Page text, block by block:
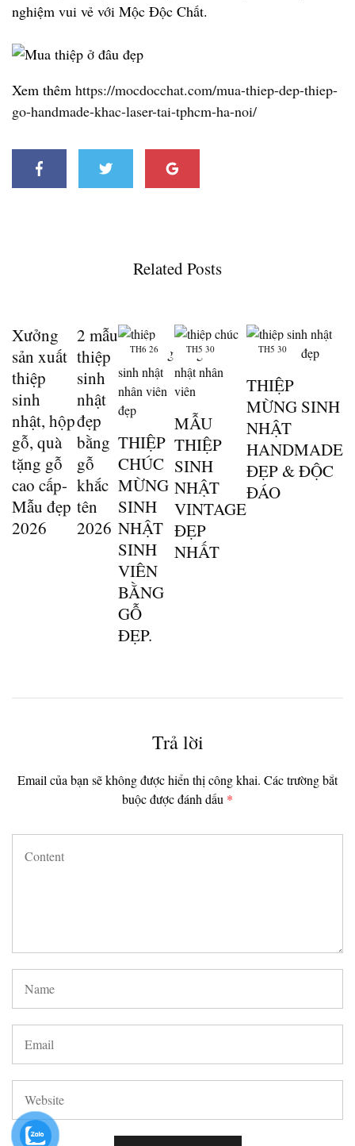
nghiệm vui vẻ với Mộc Độc Chất.
Xem thêm https://mocdocchat.com/mua-thiep-dep-thiep-
go-handmade-khac-laser-tai-tphcm-ha-noi/
Related Posts
Xưởng
sản xuất
thiệp
sinh
nhật, hộp
gỗ, quà
tặng gỗ
cao cấp-
Mẫu đẹp
2026
2 mẫu
thiệp
sinh
nhật
đẹp
bằng
gỗ
khắc
tên
2026
TH6 26
THIỆP
CHÚC
MỪNG
SINH
NHẬT
SINH
VIÊN
BẰNG
GỖ
ĐẸP.
TH5 30
MẪU
THIỆP
SINH
NHẬT
VINTAGE
ĐẸP
NHẤT
TH5 30
THIỆP
MỪNG SINH
NHẬT
HANDMADE
ĐẸP & ĐỘC
ĐÁO
Trả lời
Email của bạn sẽ không được hiển thị công khai. Các trường bắt
buộc được đánh dấu *